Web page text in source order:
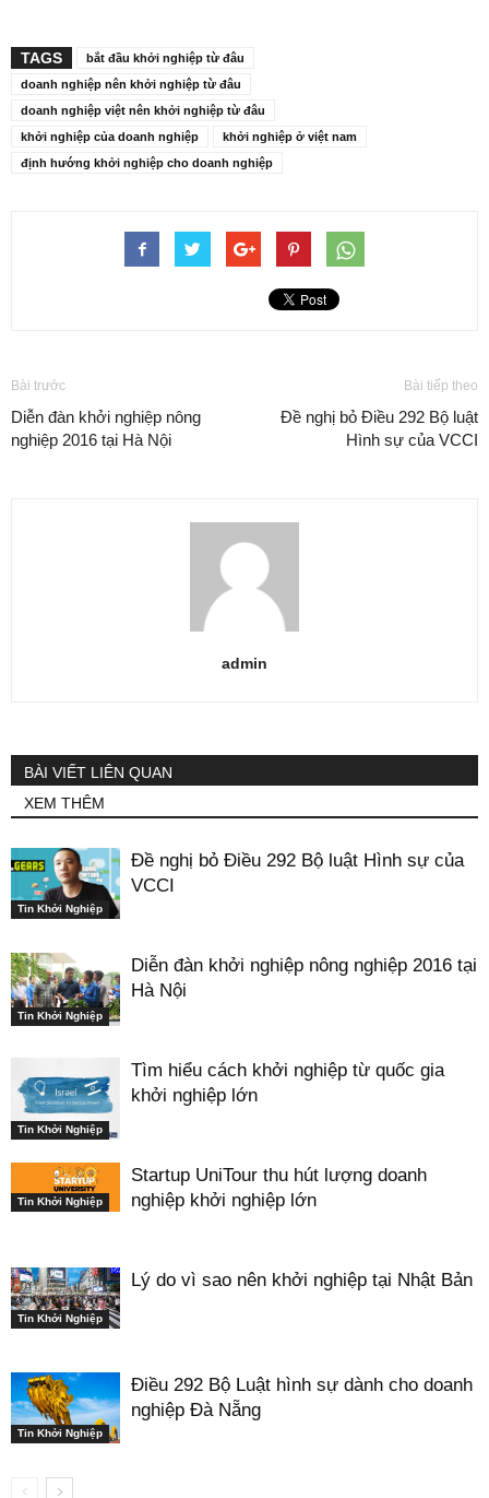
TAGS
bắt đầu khởi nghiệp từ đâu
doanh nghiệp nên khởi nghiệp từ đâu
doanh nghiệp việt nên khởi nghiệp từ đâu
khởi nghiệp của doanh nghiệp
khởi nghiệp ở việt nam
định hướng khởi nghiệp cho doanh nghiệp
Bài trước
Diễn đàn khởi nghiệp nông
nghiệp 2016 tại Hà Nội
Bài tiếp theo
Đề nghị bỏ Điều 292 Bộ luật
Hình sự của VCCI
admin
BÀI VIẾT LIÊN QUAN
XEM THÊM
Tin Khởi Nghiệp
Đề nghị bỏ Điều 292 Bộ luật Hình sự của
VCCI
Tin Khởi Nghiệp
Diễn đàn khởi nghiệp nông nghiệp 2016 tại
Hà Nội
Tin Khởi Nghiệp
Tìm hiểu cách khởi nghiệp từ quốc gia
khởi nghiệp lớn
Tin Khởi Nghiệp
Startup UniTour thu hút lượng doanh
nghiệp khởi nghiệp lớn
Tin Khởi Nghiệp
Lý do vì sao nên khởi nghiệp tại Nhật Bản
Tin Khởi Nghiệp
Điều 292 Bộ Luật hình sự dành cho doanh
nghiệp Đà Nẵng